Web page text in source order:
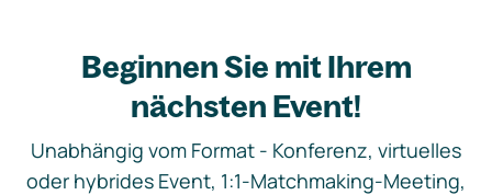
Beginnen Sie mit Ihrem
nächsten Event!
Unabhängig vom Format - Konferenz, virtuelles
oder hybrides Event, 1:1-Matchmaking-Meeting,